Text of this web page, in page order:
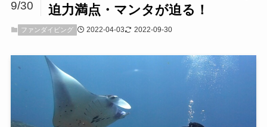
迫力満点・マンタが迫る！
9/30
ファンダイビング 2022-04-03 2022-09-30